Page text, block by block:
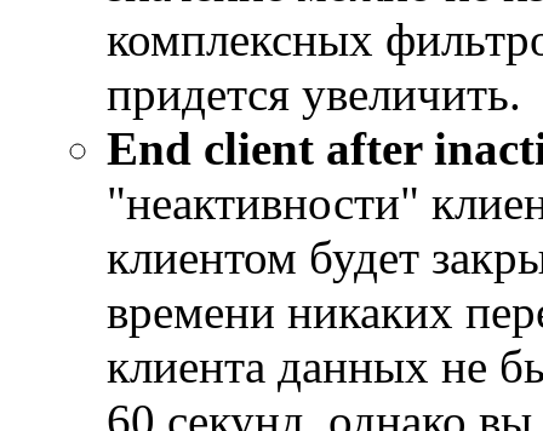
комплексных
придется увеличить.
End client after
"неактивности"
клиентом будет
времени никаких
клиента данных не